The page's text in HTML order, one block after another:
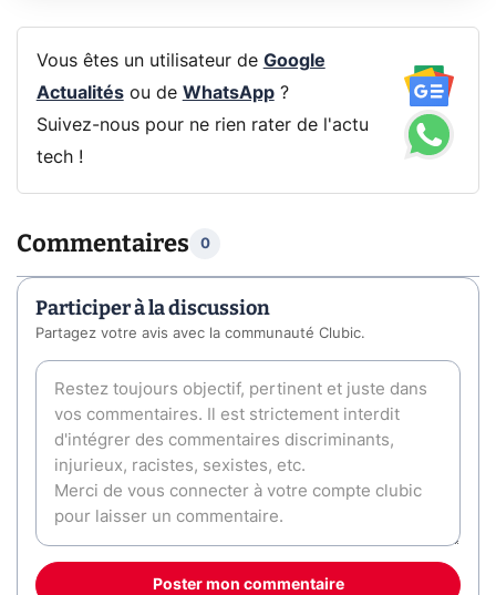
Vous êtes un utilisateur de Google
Actualitésou de WhatsApp?
Suivez-nous pour ne rien rater de l'actu
tech !
Commentaires 0
Participer à la discussion
Partagez votre avis avec la communauté Clubic.
Poster mon commentaire